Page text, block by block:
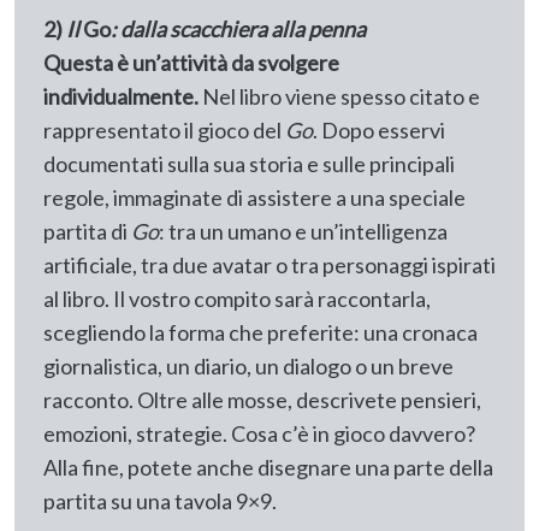
2) IlGo: dalla scacchiera alla penna
Questa è un’attività da svolgere
individualmente. Nel libro viene spesso citato e
rappresentato il gioco del Go. Dopo esservi
documentati sulla sua storia e sulle principali
regole, immaginate di assistere a una speciale
partita di Go: tra un umano e un’intelligenza
artificiale, tra due avatar o tra personaggi ispirati
al libro. Il vostro compito sarà raccontarla,
scegliendo la forma che preferite: una cronaca
giornalistica, un diario, un dialogo o un breve
racconto. Oltre alle mosse, descrivete pensieri,
emozioni, strategie. Cosa c’è in gioco davvero?
Alla fine, potete anche disegnare una parte della
partita su una tavola 9×9.